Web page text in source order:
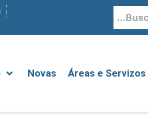
Novas Áreas e Servizos